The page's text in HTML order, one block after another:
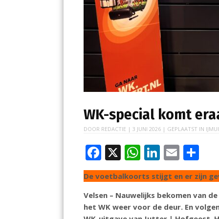
WK-special komt
DOOR REDACTIE |3 JUNI 2026 | GEPLAATST IN
F
ac
e
b
o
X W
h
at
s
A
Li
n
k
e
dI
E
m
ai
l
el
e
n
De voetbalkoorts stijgt en er zijn
Velsen – Nauwelijks bekomen van
het WK weer voor de deur. En